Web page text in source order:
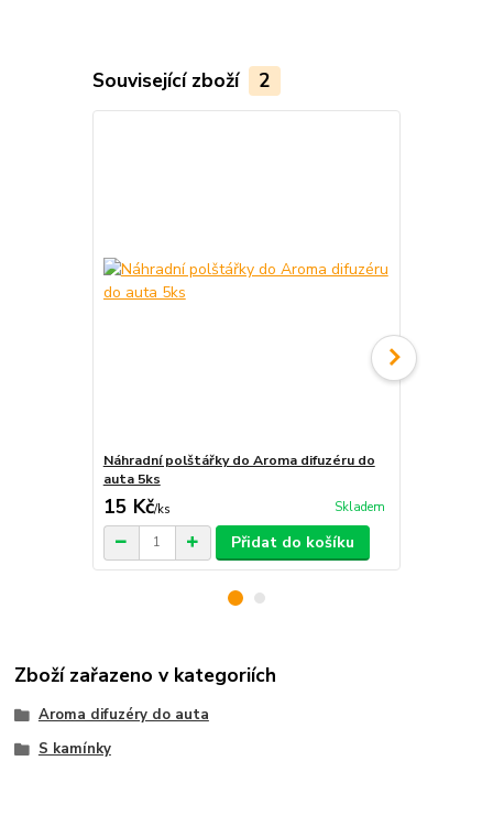
Související zboží 2
Náhradní polštářky do Aroma difuzéru do
auta 5ks
15 Kč/ks Skladem
Přidat do košíku
Zboží zařazeno v kategoriích
Aroma difuzéry do auta
S kamínky